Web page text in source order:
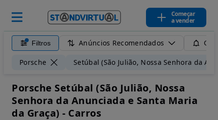
Começar
a vender
Filtros Anúncios Recomendados
Porsche Setúbal (São Julião, Nossa Senhora da
Porsche Setúbal (São Julião, Nossa
Senhora da Anunciada e Santa Maria
da Graça) - Carros